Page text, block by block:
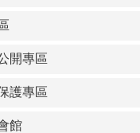
開專區
護專區
館